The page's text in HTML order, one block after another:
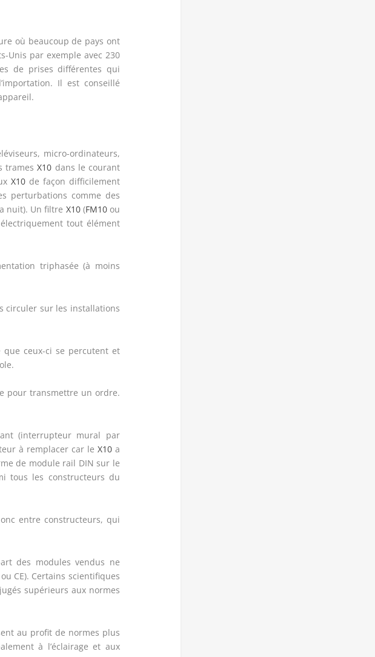
où beaucoup de pays ont
Unis par exemple avec 230
de prises différentes qui
Il est conseillé
micro-ordinateurs,
tramesX10 dans le courant
X10de façon difficilement
perturbations comme des
nuit). Un filtre X10(FM10ou
tout élément
triphasée (à moins
circuler sur les installations
que ceux-ci se percutent et
pour transmettre un ordre.
(interrupteur mural par
à remplacer car le X10a
de module rail DIN sur le
tous les constructeurs du
entre constructeurs, qui
des modules vendus ne
CE). Certains scientifiques
supérieurs aux normes
au profit de normes plus
à l’éclairage et aux